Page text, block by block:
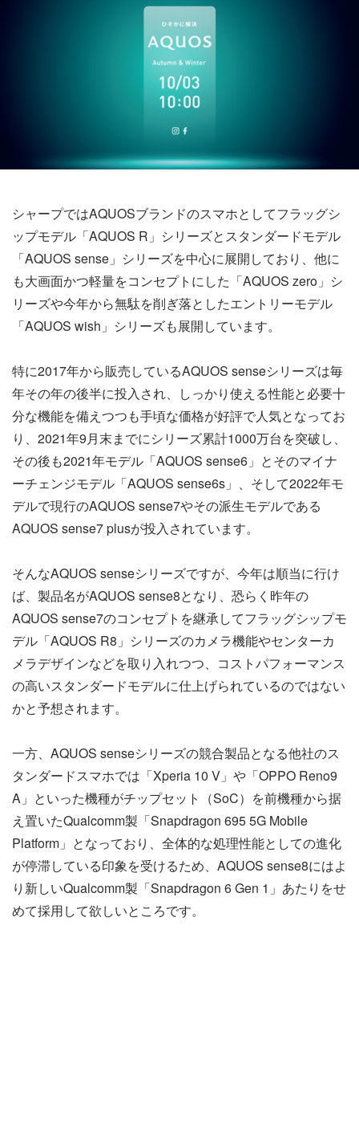
シャープではAQUOSブランドのスマホとしてフラッグシ
ップモデル「AQUOS R」シリーズとスタンダードモデル
「AQUOS sense」シリーズを中心に展開しており、他に
も大画面かつ軽量をコンセプトにした「AQUOS zero」シ
リーズや今年から無駄を削ぎ落としたエントリーモデル
「AQUOS wish」シリーズも展開しています。
特に2017年から販売しているAQUOS senseシリーズは毎
年その年の後半に投入され、しっかり使える性能と必要十
分な機能を備えつつも手頃な価格が好評で人気となってお
り、2021年9月末までにシリーズ累計1000万台を突破し、
その後も2021年モデル「AQUOS sense6」とそのマイナ
ーチェンジモデル「AQUOS sense6s」、そして2022年モ
デルで現行のAQUOS sense7やその派生モデルである
AQUOS sense7 plusが投入されています。
そんなAQUOS senseシリーズですが、今年は順当に行け
ば、製品名がAQUOS sense8となり、恐らく昨年の
AQUOS sense7のコンセプトを継承してフラッグシップモ
デル「AQUOS R8」シリーズのカメラ機能やセンターカ
メラデザインなどを取り入れつつ、コストパフォーマンス
の高いスタンダードモデルに仕上げられているのではない
かと予想されます。
一方、AQUOS senseシリーズの競合製品となる他社のス
タンダードスマホでは「Xperia 10 V」や「OPPO Reno9
A」といった機種がチップセット（SoC）を前機種から据
え置いたQualcomm製「Snapdragon 695 5G Mobile
Platform」となっており、全体的な処理性能としての進化
が停滞している印象を受けるため、AQUOS sense8にはよ
り新しいQualcomm製「Snapdragon 6 Gen 1」あたりをせ
めて採用して欲しいところです。